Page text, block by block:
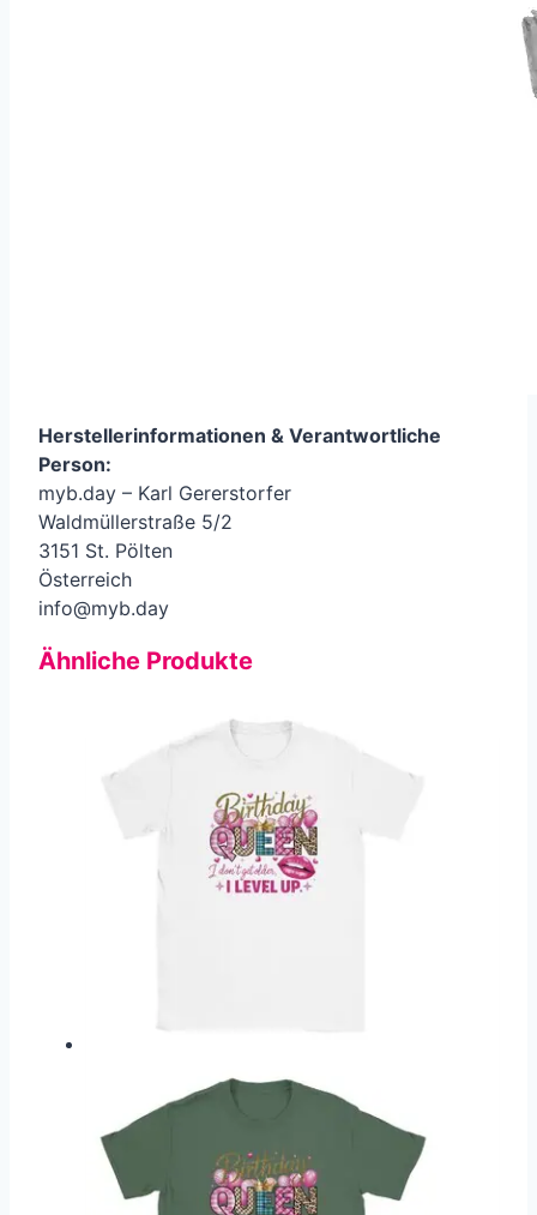
Herstellerinformationen & Verantwortliche
Person:
myb.day – Karl Gererstorfer
Waldmüllerstraße 5/2
3151 St. Pölten
Österreich
info@myb.day
Ähnliche Produkte